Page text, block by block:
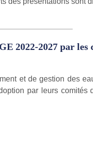
2022-2027 par les
et de gestion des
par leurs comités